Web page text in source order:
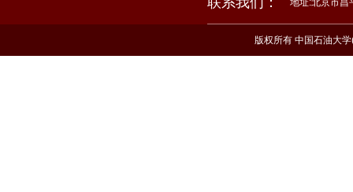
地址:北京市昌
版权所有 中国石油